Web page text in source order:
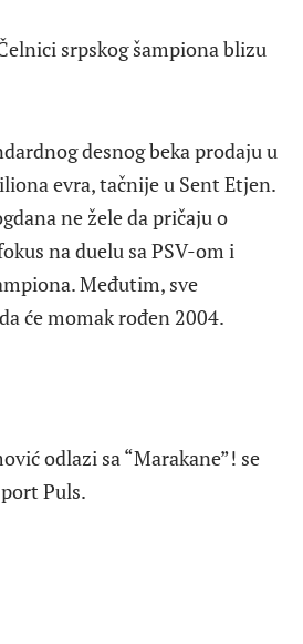
srpskog šampiona blizu
desnog beka prodaju u
evra, tačnije u Sent Etjen.
ne žele da pričaju o
na duelu sa PSV-om i
Međutim, sve
će momak rođen 2004.
odlazi sa “Marakane”! se
Puls.